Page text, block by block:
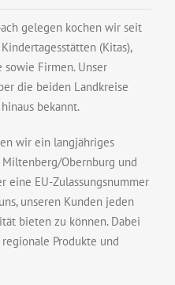
gelegen kochen wir seit
(Kitas),
Firmen. Unser
die beiden Landkreise
bekannt.
wir ein langjähriges
Obernburg und
eine EU-Zulassungsnummer
unseren Kunden jeden
bieten zu können. Dabei
Produkte und